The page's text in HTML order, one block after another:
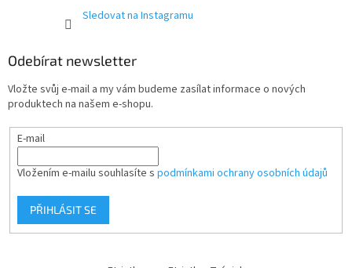
Sledovat na Instagramu
Odebírat newsletter
Vložte svůj e-mail a my vám budeme zasílat informace o nových
produktech na našem e-shopu.
E-mail
Vložením e-mailu souhlasíte s podmínkami ochrany osobních údajů
PŘIHLÁSIT SE